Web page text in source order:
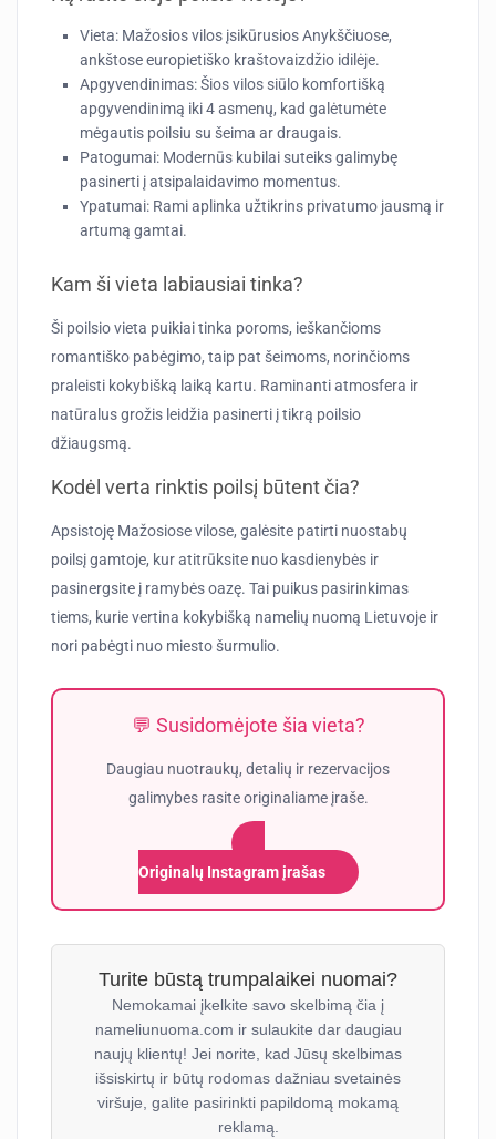
Vieta: Mažosios vilos įsikūrusios Anykščiuose,
ankštose europietiško kraštovaizdžio idilėje.
Apgyvendinimas:Šios vilos siūlo komfortišką
apgyvendinimą iki 4 asmenų, kad galėtumėte
mėgautis poilsiu su šeima ar draugais.
Patogumai: Modernūs kubilai suteiks galimybę
pasinerti į atsipalaidavimo momentus.
Ypatumai: Rami aplinka užtikrins privatumo jausmą ir
artumą gamtai.
Kam ši vieta labiausiai tinka?
Ši poilsio vieta puikiai tinka poroms, ieškančioms
romantiško pabėgimo, taip pat šeimoms, norinčioms
praleisti kokybišką laiką kartu. Raminanti atmosfera ir
natūralus grožis leidžia pasinerti į tikrą poilsio
džiaugsmą.
Kodėl verta rinktis poilsį būtent čia?
Apsistoję Mažosiose vilose, galėsite patirti nuostabų
poilsį gamtoje, kur atitrūksite nuo kasdienybės ir
pasinergsite į ramybės oazę. Tai puikus pasirinkimas
tiems, kurie vertina kokybišką namelių nuomą Lietuvoje ir
nori pabėgti nuo miesto šurmulio.
💬 Susidomėjote šia vieta?
Daugiau nuotraukų, detalių ir rezervacijos
galimybes rasite originaliame įraše.
Originalų Instagram įrašas
Turite būstą trumpalaikei nuomai?
Nemokamai įkelkite savo skelbimą čia į
nameliunuoma.com ir sulaukite dar daugiau
naujų klientų! Jei norite, kad Jūsų skelbimas
išsiskirtų ir būtų rodomas dažniau svetainės
viršuje, galite pasirinkti papildomą mokamą
reklamą.